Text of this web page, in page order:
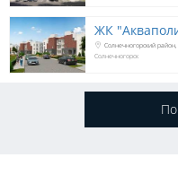
ЖК
Солнечногорский район
Солнечногорск